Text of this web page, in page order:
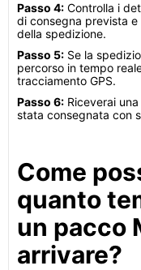
Passo 4: Controlla i
di consegna prevista
della spedizione.
Passo 5: Se la
percorso in tempo
tracciamento GPS.
Passo 6: Riceverai
stata consegnata con
Come
quanto
un pacco
arrivare?